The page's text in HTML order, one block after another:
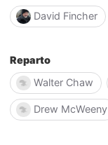
David Fincher
Reparto
Walter Chaw
Drew McWeeny